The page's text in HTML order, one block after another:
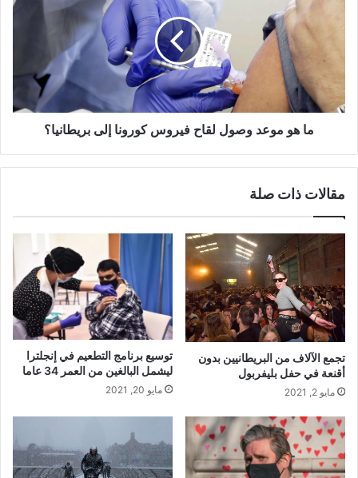
وصول
فيروس
كورونا
إلى
بريطانيا؟
ما هو موعد وصول لقاح فيروس كورونا إلى بريطانيا؟
مقالات ذات صلة
تجمع الآلاف من البريطانيين بدون
أقنعة في حفل بليفربول
مايو 2, 2021
توسيع برنامج التطعيم في إنجلترا
ليشمل البالغين من العمر 34 عاما
مايو 20, 2021